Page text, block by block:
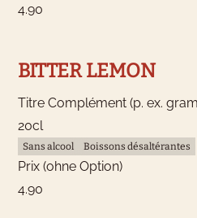
4.90
BITTER LEMON
Titre Complément (p. ex.
20cl
Sans alcool Boissons désaltérantes
Prix (ohne Option)
4.90